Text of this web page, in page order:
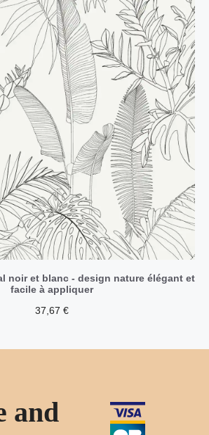
noir et blanc - design nature élégant et
facile à appliquer
37,67 €
and